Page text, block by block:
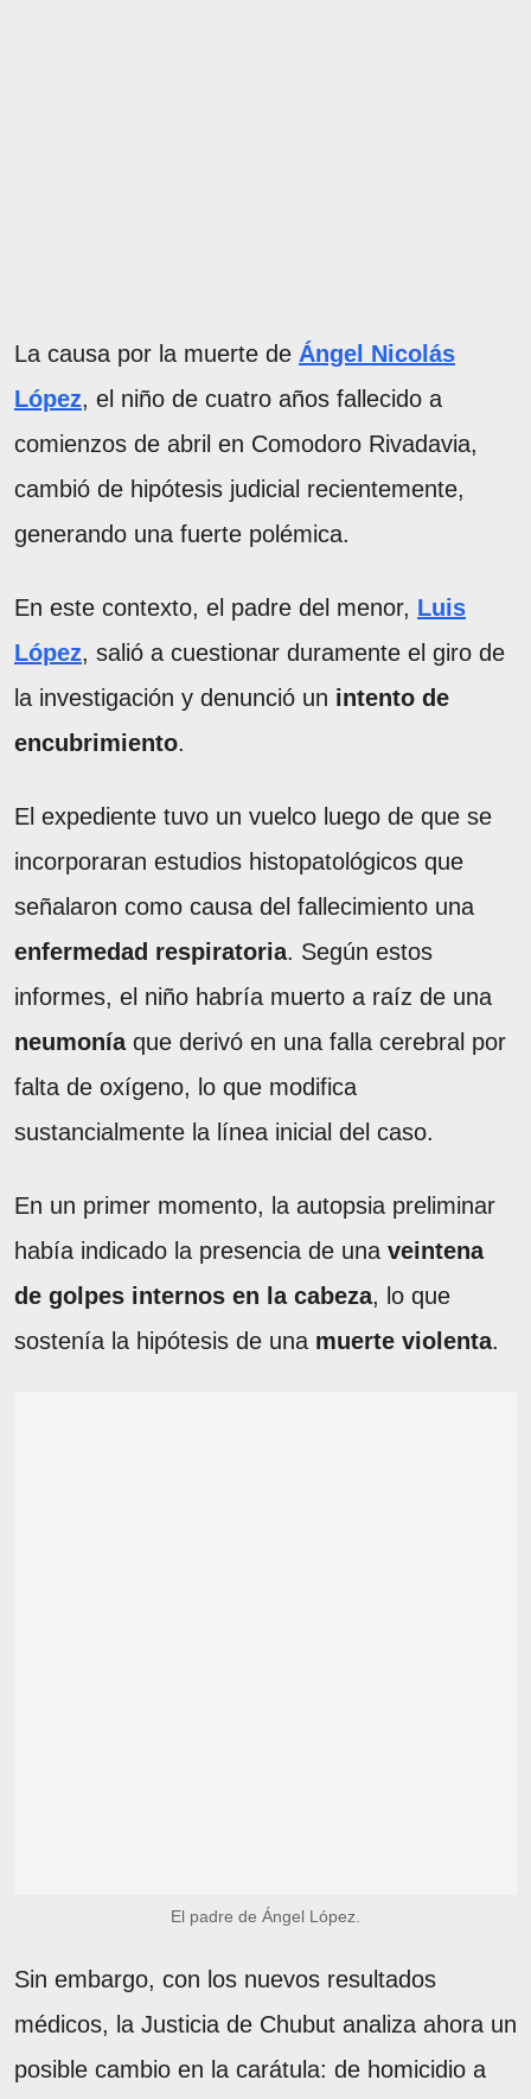
La causa por la muerte de Ángel Nicolás
López, el niño de cuatro años fallecido a
comienzos de abril en Comodoro Rivadavia,
cambió de hipótesis judicial recientemente,
generando una fuerte polémica.
En este contexto, el padre del menor, Luis
López, salió a cuestionar duramente el giro de
la investigación y denunció un intento de
encubrimiento.
El expediente tuvo un vuelco luego de que se
incorporaran estudios histopatológicos que
señalaron como causa del fallecimiento una
enfermedad respiratoria. Según estos
informes, el niño habría muerto a raíz de una
neumoníaque derivó en una falla cerebral por
falta de oxígeno, lo que modifica
sustancialmente la línea inicial del caso.
En un primer momento, la autopsia preliminar
había indicado la presencia de una veintena
de golpes internos en la cabeza, lo que
sostenía la hipótesis de una muerte violenta.
El padre de Ángel López.
Sin embargo, con los nuevos resultados
médicos, la Justicia de Chubut analiza ahora un
posible cambio en la carátula: de homicidio a